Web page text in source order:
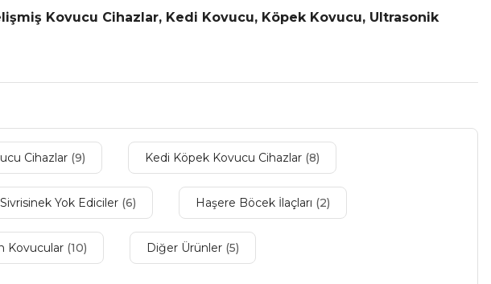
Kovucu Cihazlar, Kedi Kovucu, Köpek Kovucu, Ultrasonik
Cihazlar (9) Kedi Köpek Kovucu Cihazlar (8)
Yok Ediciler (6) Haşere Böcek İlaçları (2)
Kovucular (10) Diğer Ürünler (5)